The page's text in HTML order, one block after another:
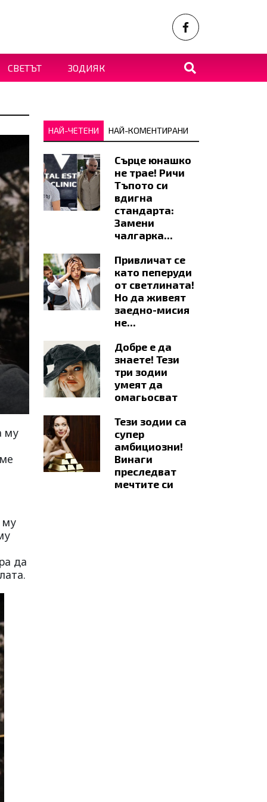
СВЕТЪТ ЗОДИЯК
му
му
да
НАЙ-ЧЕТЕНИ НАЙ-КОМЕНТИРАНИ
Сърце юнашко
не трае! Ричи
Тъпото си
вдигна
стандарта:
Замени
чалгарка...
Привличат се
като пеперуди
от светлината!
Но да живеят
заедно-мисия
не...
Добре е да
знаете! Тези
три зодии
умеят да
омагьосват
Тези зодии са
супер
амбициозни!
Винаги
преследват
мечтите си